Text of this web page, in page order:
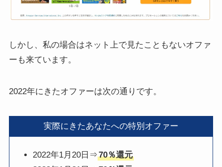
しかし、私の場合はネット上で見たこともないオファ
ーも来ています。
2022年にきたオファーは次の通りです。
実際にきたあなたへの特別オファー
2022年1月20日⇒70％還元